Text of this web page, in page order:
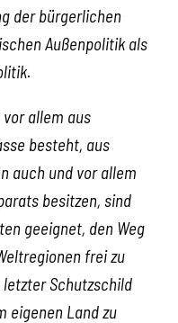
der bürgerlichen
Außenpolitik als
allem aus
besteht, aus
auch und vor allem
besitzen, sind
geeignet, den Weg
frei zu
Schutzschild
eigenen Land zu